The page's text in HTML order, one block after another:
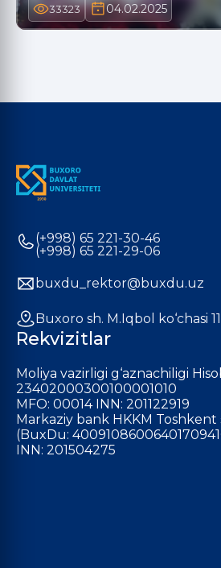
33323 04.02.2025
(+998) 65 221-30-46
(+998) 65 221-29-06
buxdu_rektor@buxdu.uz
Buxoro sh. M.Iqbol ko‘chasi
Rekvizitlar
Moliya vazirligi g‘aznachiligi
23402000300100001010
MFO: 00014 INN: 201122919
Markaziy bank HKKM Toshkent
(BuxDu:
INN: 201504275